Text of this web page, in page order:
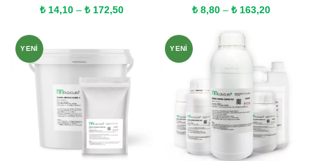
₺ 14,10 – ₺ 172,50Fiyat
₺ 172,50
₺ 8,80 – ₺ 163,20Fiyat
YENI YENI